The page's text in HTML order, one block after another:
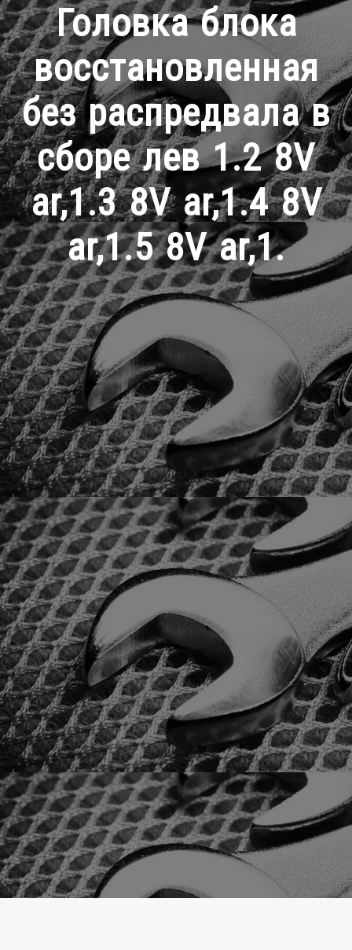
Головка блока
восстановленная
без распредвала в
сборе лев 1.2 8V
ar,1.3 8V ar,1.4 8V
ar,1.5 8V ar,1.